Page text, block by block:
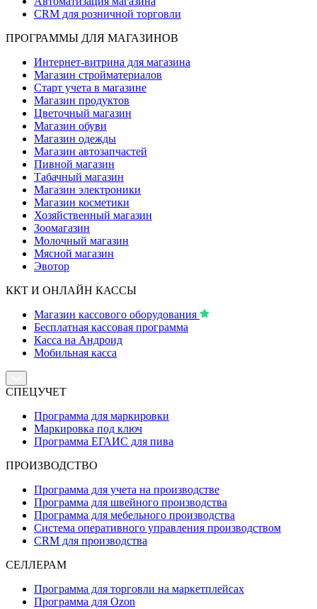
CRM для розничной торговли
ПРОГРАММЫ ДЛЯ МАГАЗИНОВ
Интернет-витрина для магазина
Магазин стройматериалов
Старт учета в магазине
Магазин продуктов
Цветочный магазин
Магазин обуви
Магазин одежды
Магазин автозапчастей
Пивной магазин
Табачный магазин
Магазин электроники
Магазин косметики
Хозяйственный магазин
Зоомагазин
Молочный магазин
Мясной магазин
Эвотор
ККТ И ОНЛАЙН КАССЫ
Магазин кассового оборудования
Бесплатная кассовая программа
Касса на Андроид
Мобильная касса
СПЕЦУЧЕТ
Программа для маркировки
Маркировка под ключ
Программа ЕГАИС для пива
ПРОИЗВОДСТВО
Программа для учета на производстве
Программа для швейного производства
Программа для мебельного производства
Система оперативного управления производством
CRM для производства
СЕЛЛЕРАМ
Программа для торговли на маркетплейсах
Программа для Ozon